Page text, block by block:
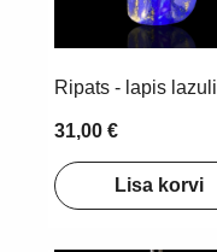
Ripats - lapis lazuli
31,00 €
Lisa korvi